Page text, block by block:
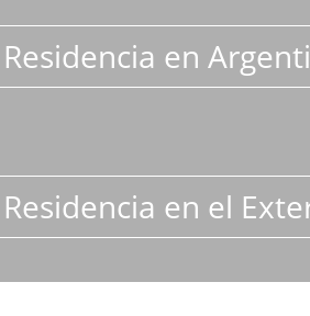
en
en el